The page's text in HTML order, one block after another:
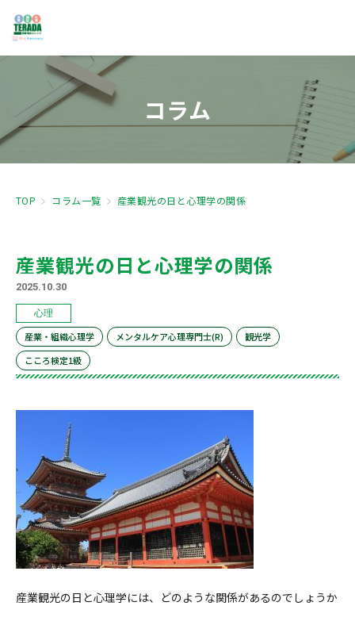
コラム
TOP コラム一覧 産業観光の日と心理学の関係
産業観光の日と心理学の関係
2025.10.30
心理
産業・組織心理学 メンタルケア心理専門士(R)
観光学
こころ検定1級
産業観光の日と心理学には、どのような関係があるのでしょうか